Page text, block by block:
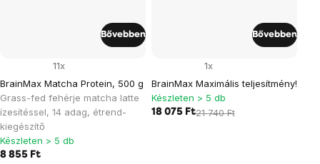
BrainMax Matcha Protein, 500 g
Grass-fed fehérje matcha latte
ízesítéssel, 14 adag, étrend-
kiegészítő
11x
Készleten > 5 db
8 855 Ft
Bővebben
BrainMax Maximális teljesítmény!
1x
Készleten > 5 db
18 075 Ft21 740 Ft
Bővebben